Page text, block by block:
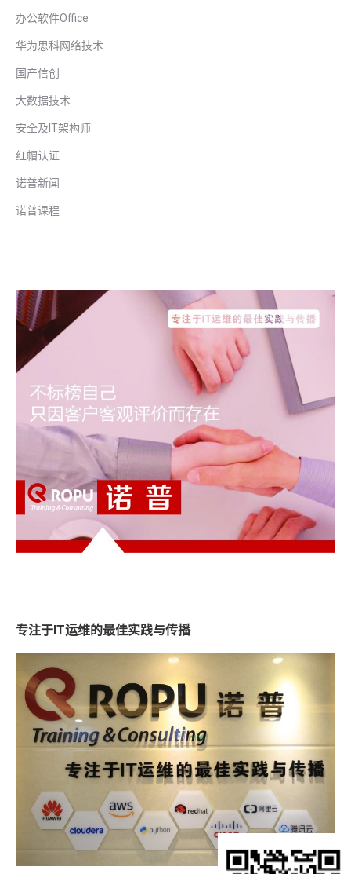
办公软件Office
华为思科网络技术
国产信创
大数据技术
安全及IT架构师
红帽认证
诺普新闻
诺普课程
专注于IT运维的最佳实践与传播